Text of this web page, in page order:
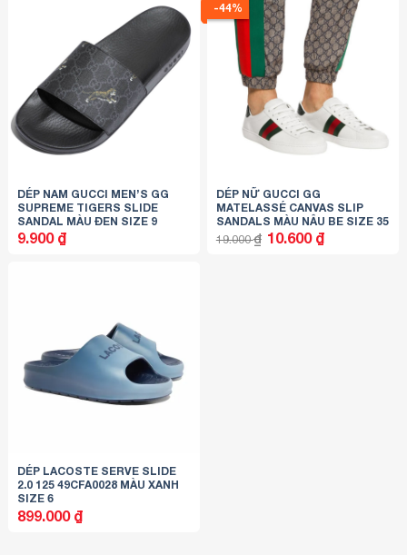
DÉP NAM GUCCI MEN’S GG
SUPREME TIGERS SLIDE
SANDAL MÀU ĐEN SIZE 9
9.900 ₫
-44%
DÉP NỮ GUCCI GG
MATELASSÉ CANVAS SLIP
SANDALS MÀU NÂU BE SIZE 35
19.000₫ Giá
gốc
10.600 ₫Giá
hiện
DÉP LACOSTE SERVE SLIDE
2.0 125 49CFA0028 MÀU XANH
SIZE 6
899.000 ₫